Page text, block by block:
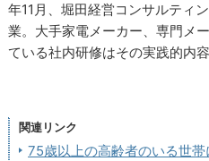
年11月、堀田経営コンサルティ
業。大手家電メーカー、専門メ
ている社内研修はその実践的内
関連リンク
75歳以上の高齢者のいる世